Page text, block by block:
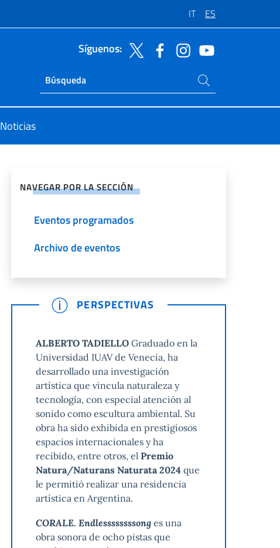
IT ES
Síguenos:
Ricerca sito live
Buscar en el sitio
Noticias
NAVEGAR POR LA SECCIÓN
Eventos programados
Archivo de eventos
PERSPECTIVAS
ALBERTO TADIELLOGraduado en la
Universidad IUAV de Venecia, ha
desarrollado una investigación
artística que vincula naturaleza y
tecnología, con especial atención al
sonido como escultura ambiental. Su
obra ha sido exhibida en prestigiosos
espacios internacionales y ha
recibido, entre otros, elPremio
Natura/Naturans Naturata 2024 que
le permitió realizar una residencia
artística en Argentina.
CORALE. Endlessssssssong es una
obra sonora de ocho pistas que